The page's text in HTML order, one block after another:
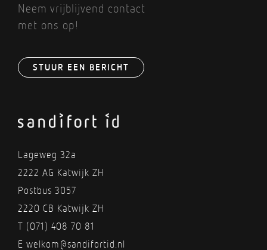
Neem vrijblijvend contact
met ons op!
STUUR EEN BERICHT
Lageweg 32a
2222 AG Katwijk ZH
Postbus 3057
2220 CB Katwijk ZH
T (071) 408 70 81
E welkom@sandifortid.nl